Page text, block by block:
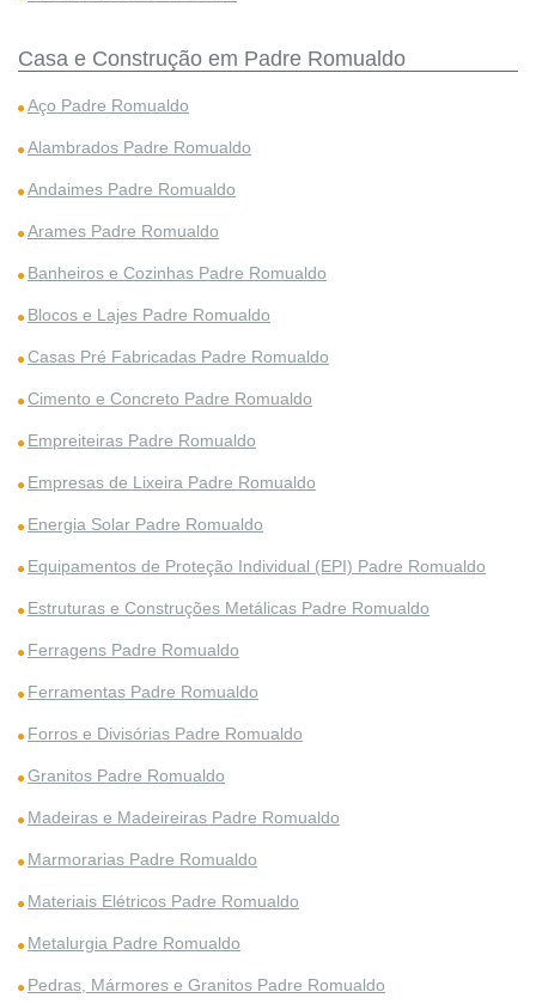
Casa e Construção em Padre Romualdo
Aço Padre Romualdo
Alambrados Padre Romualdo
Andaimes Padre Romualdo
Arames Padre Romualdo
Banheiros e Cozinhas Padre Romualdo
Blocos e Lajes Padre Romualdo
Casas Pré Fabricadas Padre Romualdo
Cimento e Concreto Padre Romualdo
Empreiteiras Padre Romualdo
Empresas de Lixeira Padre Romualdo
Energia Solar Padre Romualdo
Equipamentos de Proteção Individual (EPI) Padre Romualdo
Estruturas e Construções Metálicas Padre Romualdo
Ferragens Padre Romualdo
Ferramentas Padre Romualdo
Forros e Divisórias Padre Romualdo
Granitos Padre Romualdo
Madeiras e Madeireiras Padre Romualdo
Marmorarias Padre Romualdo
Materiais Elétricos Padre Romualdo
Metalurgia Padre Romualdo
Pedras, Mármores e Granitos Padre Romualdo